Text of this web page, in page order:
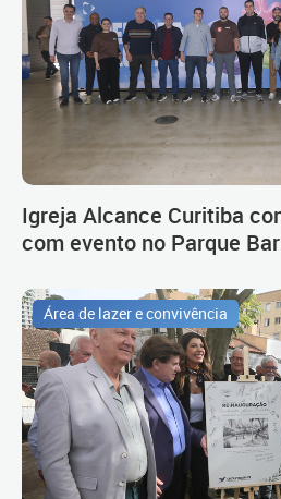
Igreja Alcance Curitiba
com evento no Parque
Área de lazer e convivência